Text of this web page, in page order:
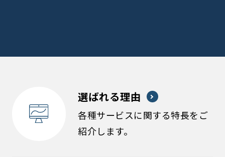
選ばれる理由
各種サービスに関する特長をご
紹介します。